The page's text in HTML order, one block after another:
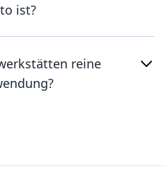
ist?
reine